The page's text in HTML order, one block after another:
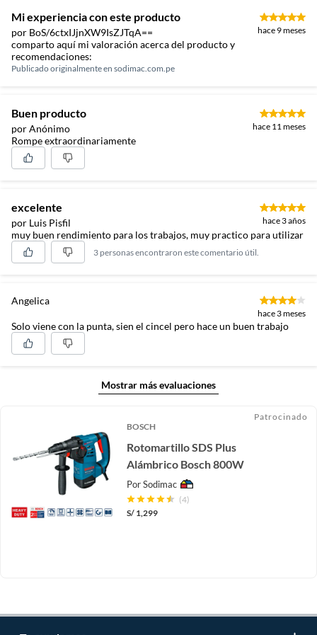
Mi experiencia con este producto
por BoS/6ctxIJjnXW9IsZJTqA== hace 9 meses
comparto aquí mi valoración acerca del producto y
recomendaciones:
Publicado originalmente en sodimac.com.pe
Buen producto
por Anónimo hace 11 meses
Rompe extraordinariamente
excelente
por Luis Pisfil hace 3 años
muy buen rendimiento para los trabajos, muy practico para utilizar
3 personas encontraron este comentario útil.
Angelica
hace 3 meses
Solo viene con la punta, sien el cincel pero hace un buen trabajo
Mostrar más evaluaciones
BOSCH
Rotomartillo SDS Plus
Alámbrico Bosch 800W
PorSodimac
(4)
S/ 1,299
Patrocinado